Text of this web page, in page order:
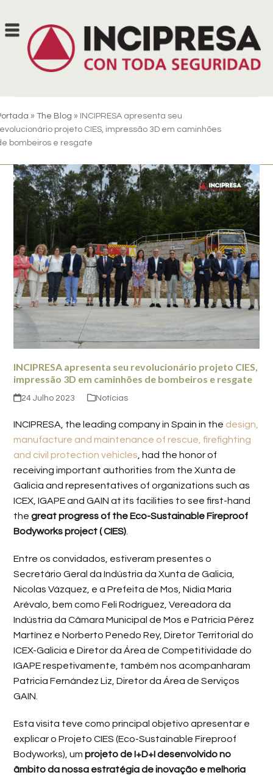
to
content
»The Blog » INCIPRESA apresenta seu
projeto CIES, impressão 3D em caminhões
bombeiros e resgate
INCIPRESA apresenta seu revolucionário projeto CIES,
impressão 3D em caminhões de bombeiros e resgate
24 Julho 2023 Notícias
INCIPRESA, the leading company in Spain in the design,
manufacture and maintenance of rescue, firefighting
and civil protection vehicles , had the honor of
receiving important authorities from the Xunta de
Galicia and representatives of organizations such as
ICEX, IGAPE and GAIN at its facilities to see first-hand
thegreat progress of the Eco-Sustainable Fireproof
Bodyworks project ( CIES)
Entre os convidados, estiveram presentes o
Secretário Geral da Indústria da Xunta de Galicia,
Nicolas Vázquez, e a Prefeita de Mos, Nidia Maria
Arévalo, bem como Feli Rodríguez, Vereadora da
Indústria da Câmara Municipal de Mos e Patricia Pérez
Martínez e Norberto Penedo Rey, Diretor Territorial do
ICEX-Galicia e Diretor da Área de Competitividade do
IGAPE respetivamente, também nos acompanharam
Patricia Fernández Liz, Diretor da Área de Serviços
GAIN.
Esta visita teve como principal objetivo apresentar e
explicar o Projeto CIES (Eco-Sustainable Fireproof
Bodyworks), umprojeto de I+D+I desenvolvido no
âmbito da nossa estratégia de inovação e melhoria